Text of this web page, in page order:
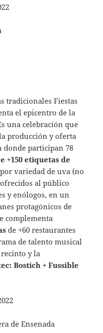
tradicionales Fiestas
el epicentro de la
una celebración que
producción y oferta
participan 78
+150 etiquetas de
variedad de uva (no
al público
y enólogos, en un
protagónicos de
complementa
de +60 restaurantes
de talento musical
y la
Bostich + Fussible
de Ensenada